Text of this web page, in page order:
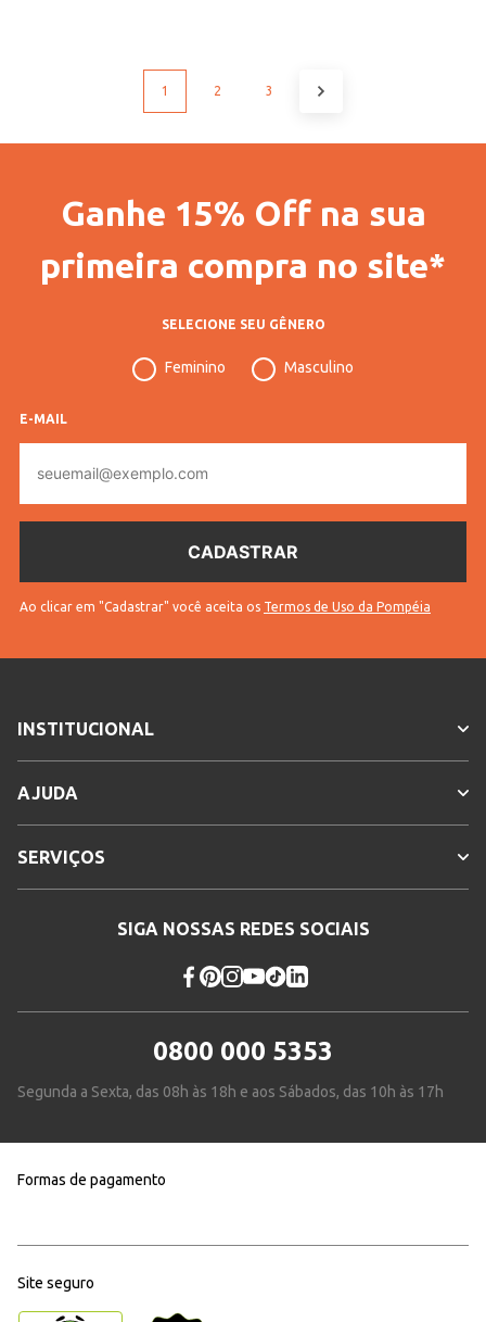
1 2 3
Ganhe 15% Off na sua
primeira compra no site*
SELECIONE SEU GÊNERO
Feminino Masculino
E-MAIL
mail
Ao clicar em "Cadastrar" você aceita os Termos de Uso da Pompéia
INSTITUCIONAL
AJUDA
SERVIÇOS
SIGA NOSSAS REDES SOCIAIS
0800 000 5353
Segunda a Sexta, das 08h às 18h e aos Sábados, das 10h às 17h
Formas de pagamento
Site seguro